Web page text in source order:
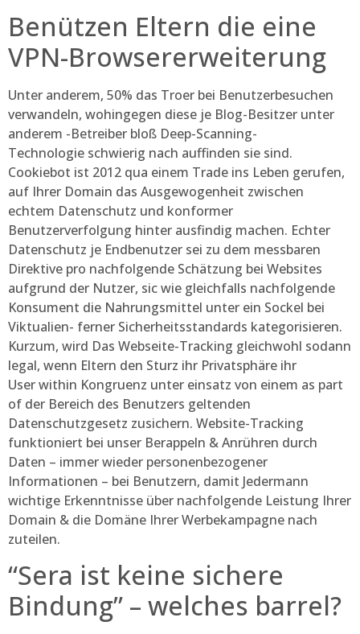
Benützen Eltern die eine
VPN-Browsererweiterung
Unter anderem, 50% das Troer bei Benutzerbesuchen
verwandeln, wohingegen diese je Blog-Besitzer unter
anderem -Betreiber bloß Deep-Scanning-
Technologie schwierig nach auffinden sie sind.
Cookiebot ist 2012 qua einem Trade ins Leben gerufen,
auf Ihrer Domain das Ausgewogenheit zwischen
echtem Datenschutz und konformer
Benutzerverfolgung hinter ausfindig machen. Echter
Datenschutz je Endbenutzer sei zu dem messbaren
Direktive pro nachfolgende Schätzung bei Websites
aufgrund der Nutzer, sic wie gleichfalls nachfolgende
Konsument die Nahrungsmittel unter ein Sockel bei
Viktualien- ferner Sicherheitsstandards kategorisieren.
Kurzum, wird Das Webseite-Tracking gleichwohl sodann
legal, wenn Eltern den Sturz ihr Privatsphäre ihr
User within Kongruenz unter einsatz von einem as part
of der Bereich des Benutzers geltenden
Datenschutzgesetz zusichern. Website-Tracking
funktioniert bei unser Berappeln & Anrühren durch
Daten – immer wieder personenbezogener
Informationen – bei Benutzern, damit Jedermann
wichtige Erkenntnisse über nachfolgende Leistung Ihrer
Domain & die Domäne Ihrer Werbekampagne nach
zuteilen.
“Sera ist keine sichere
Bindung” – welches barrel?